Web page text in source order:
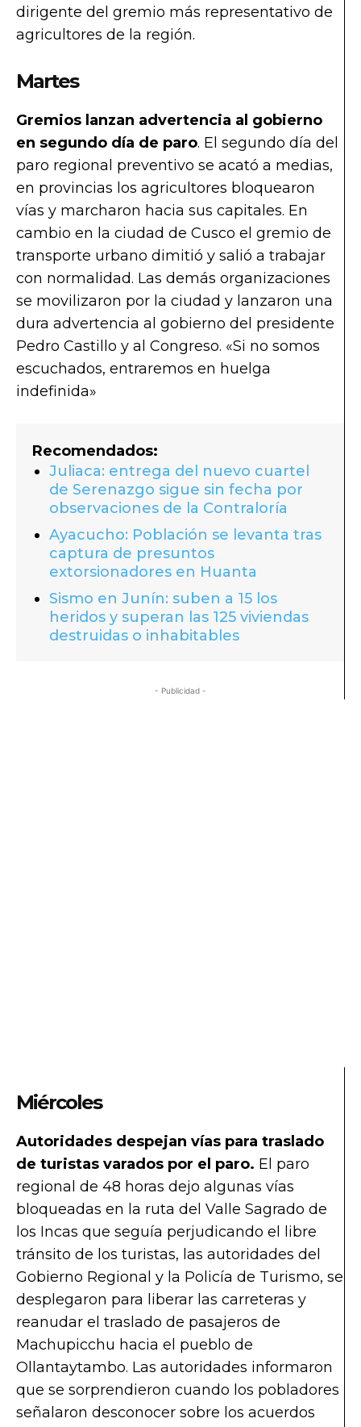
dirigente del gremio más representativo de
agricultores de la región.
Martes
Gremios lanzan advertencia al gobierno
en segundo día de paro. El segundo día del
paro regional preventivo se acató a medias,
en provincias los agricultores bloquearon
vías y marcharon hacia sus capitales. En
cambio en la ciudad de Cusco el gremio de
transporte urbano dimitió y salió a trabajar
con normalidad. Las demás organizaciones
se movilizaron por la ciudad y lanzaron una
dura advertencia al gobierno del presidente
Pedro Castillo y al Congreso. «Si no somos
escuchados, entraremos en huelga
indefinida»
Recomendados:
Juliaca: entrega del nuevo cuartel
de Serenazgo sigue sin fecha por
observaciones de la Contraloría
Ayacucho: Población se levanta tras
captura de presuntos
extorsionadores en Huanta
Sismo en Junín: suben a 15 los
heridos y superan las 125 viviendas
destruidas o inhabitables
- Publicidad -
Miércoles
Autoridades despejan vías para traslado
de turistas varados por el paro. El paro
regional de 48 horas dejo algunas vías
bloqueadas en la ruta del Valle Sagrado de
los Incas que seguía perjudicando el libre
tránsito de los turistas, las autoridades del
Gobierno Regional y la Policía de Turismo, se
desplegaron para liberar las carreteras y
reanudar el traslado de pasajeros de
Machupicchu hacia el pueblo de
Ollantaytambo. Las autoridades informaron
que se sorprendieron cuando los pobladores
señalaron desconocer sobre los acuerdos